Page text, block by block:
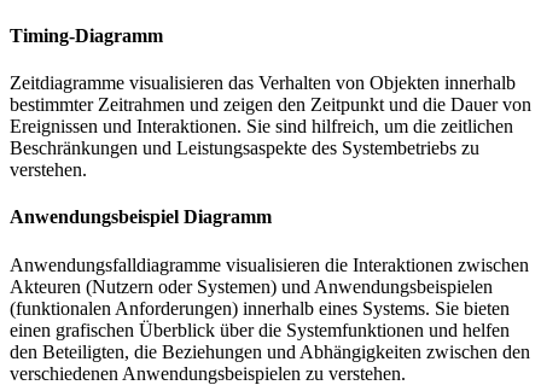
Timing-Diagramm
Zeitdiagramme visualisieren das Verhalten von Objekten innerhalb
bestimmter Zeitrahmen und zeigen den Zeitpunkt und die Dauer von
Ereignissen und Interaktionen. Sie sind hilfreich, um die zeitlichen
Beschränkungen und Leistungsaspekte des Systembetriebs zu
verstehen.
Anwendungsbeispiel Diagramm
Anwendungsfalldiagramme visualisieren die Interaktionen zwischen
Akteuren (Nutzern oder Systemen) und Anwendungsbeispielen
(funktionalen Anforderungen) innerhalb eines Systems. Sie bieten
einen grafischen Überblick über die Systemfunktionen und helfen
den Beteiligten, die Beziehungen und Abhängigkeiten zwischen den
verschiedenen Anwendungsbeispielen zu verstehen.